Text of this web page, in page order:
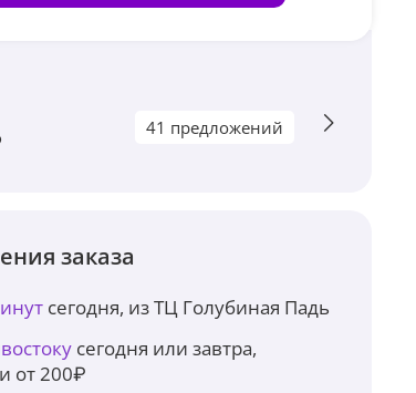
41 предложений
заказа
сегодня, из ТЦ Голубиная Падь
сегодня или завтра,
от 200₽